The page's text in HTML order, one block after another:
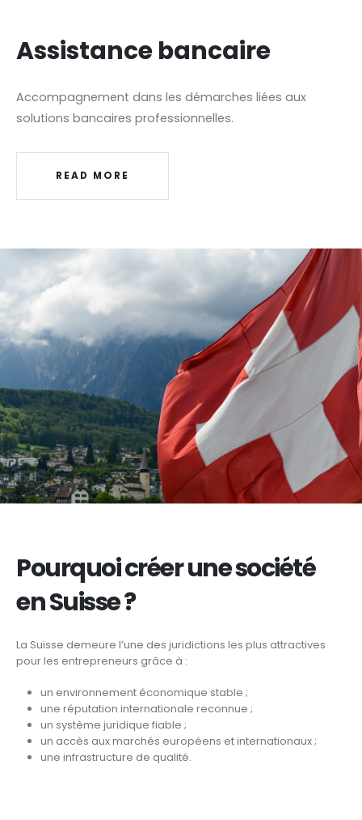
Assistance bancaire
Accompagnement dans les démarches liées aux
solutions bancaires professionnelles.
READ MORE
Pourquoi créer une société
en Suisse ?
La Suisse demeure l’une des juridictions les plus attractives
pour les entrepreneurs grâce à :
un environnement économique stable ;
une réputation internationale reconnue ;
un système juridique fiable ;
un accès aux marchés européens et internationaux ;
une infrastructure de qualité.